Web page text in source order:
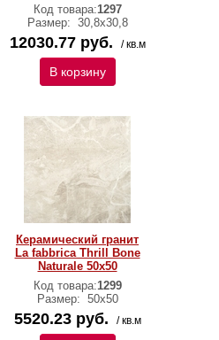
Код товара:1297
Размер: 30,8х30,8
12030.77 руб. / кв.м
В корзину
Керамический гранит
La fabbrica Thrill Bone
Naturale 50х50
Код товара:1299
Размер: 50х50
5520.23 руб. / кв.м